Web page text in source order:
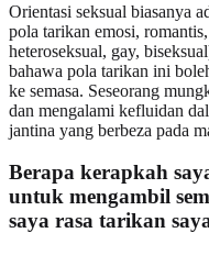
Orientasi seksual biasanya
pola tarikan emosi,
heteroseksual, gay,
bahawa pola tarikan ini
ke semasa. Seseorang
dan mengalami kefluidan
jantina yang berbeza pada
Berapa kerapkah
untuk mengambil
saya rasa tarikan